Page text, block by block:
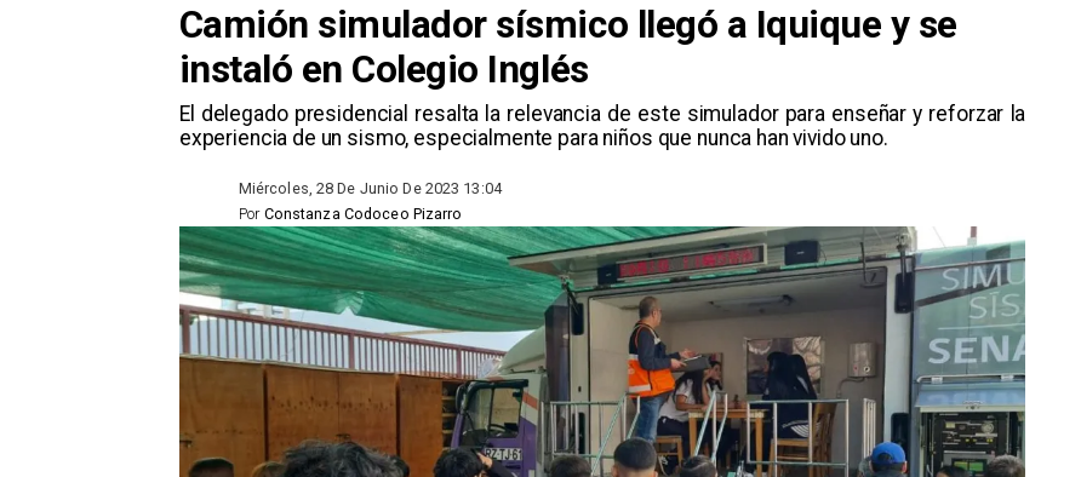
Camión simulador sísmico llegó a Iquique y se
instaló en Colegio Inglés
El delegado presidencial resalta la relevancia de este simulador para enseñar y reforzar la
experiencia de un sismo, especialmente para niños que nunca han vivido uno.
Miércoles, 28 De Junio De 2023 13:04
Constanza Codoceo Pizarro
Por